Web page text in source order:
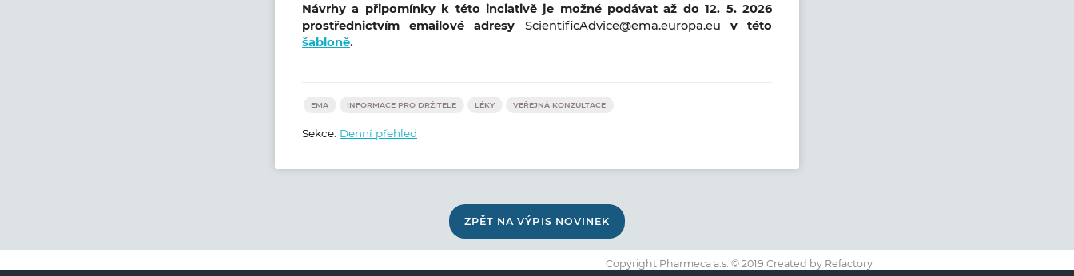
Návrhy a připomínky k této inciativě je možné podávat až do 12. 5. 2026
prostřednictvím emailové adresy ScientificAdvice@ema.europa.eu v této
šabloně.
EMA INFORMACE PRO DRŽITELE LÉKY VEŘEJNÁ KONZULTACE
Sekce: Denní přehled
ZPĚT NA VÝPIS NOVINEK
Copyright Pharmeca a.s. © 2019 Created by Refactory